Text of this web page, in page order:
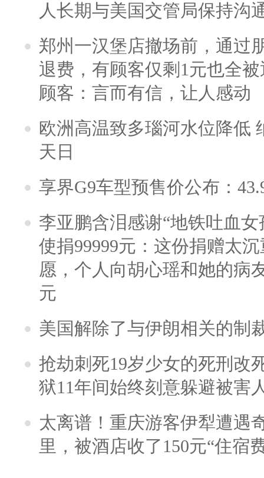
人长期与美国交管局保持沟
郑州一汉堡店撤场前，通过
退费，有顾客仅剩1元也全
顾客：言而有信，让人感动
欧洲高温致多瑙河水位降低
天日
享界G9车型预售价公布：
李亚鹏含泪感谢“地铁吐血
使捐99999元：这份捐赠太
愿，个人向胡心瑶和她的病
元
美国解除了与伊朗相关的制
抢劫刺死19岁少女的死刑改
狱11年间始终刻意躲避被害
太离谱！重庆游客伊犁遭遇
里，被酒店收了150元“住宿